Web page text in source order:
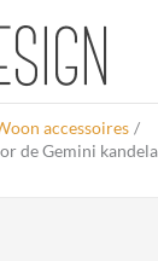
accessoires
de Gemini